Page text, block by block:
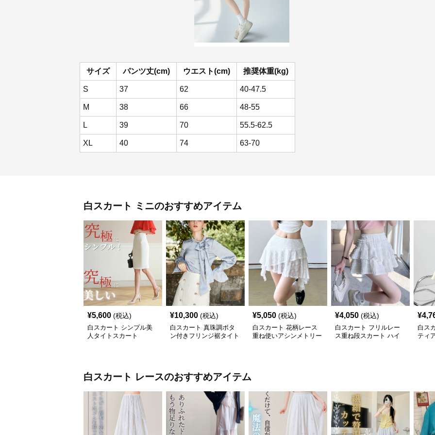
サイズ パンツ丈(cm) ウエスト(cm) 推奨体重(kg)
S 37 62 40-47.5
M 38 66 48-55
L 39 70 55.5-62.5
XL 40 74 63-70
白スカート ミニのおすすめアイテム
¥5,600 (税込)
白スカート シンプル美
人タイトスカート
¥10,300 (税込)
白スカート 真珠調ボタ
ン付きフリンジ裾タイト
¥5,050 (税込)
白スカート 花柄レース
重ね使いアシンメトリー
¥4,050 (税込)
白スカート フリルレー
ス重ね段スカート ハイ
¥
白ス
ティ
白スカート レースのおすすめアイテム